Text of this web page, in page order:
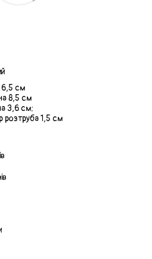
6,5 см
8,5 см
3,6 см;
розтруба 1,5 см